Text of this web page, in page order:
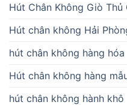
Hút Chân Không Giò Thủ
Hút chân không Hải
hút chân không hàng hóa
Hút chân không hàng
hút chân không hành khô